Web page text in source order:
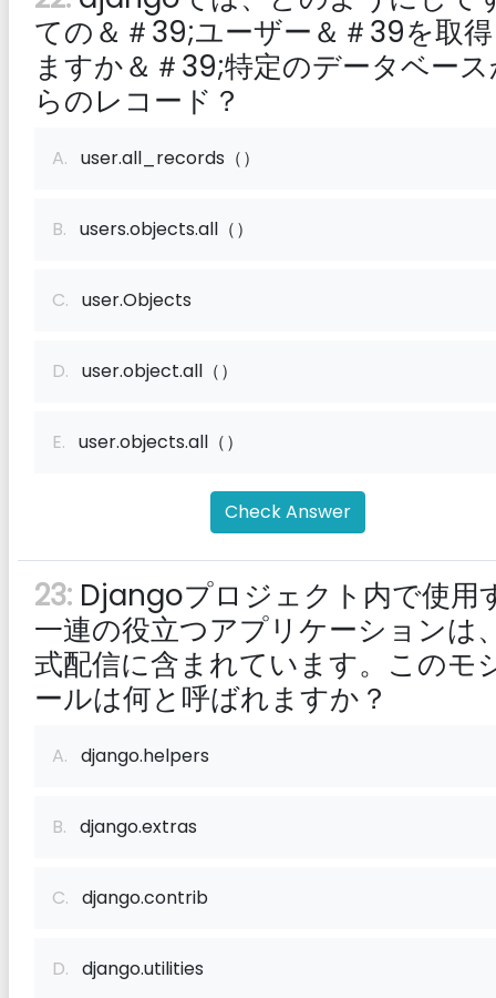
ての＆＃39;ユーザー＆＃39を取
ますか＆＃39;特定のデータベー
らのレコード？
A. user.all_records（）
B. users.objects.all（）
C. user.Objects
D. user.object.all（）
E. user.objects.all（）
Check Answer
23: Djangoプロジェクト内で使用
一連の役立つアプリケーションは
式配信に含まれています。このモ
ールは何と呼ばれますか？
A. django.helpers
B. django.extras
C. django.contrib
D. django.utilities